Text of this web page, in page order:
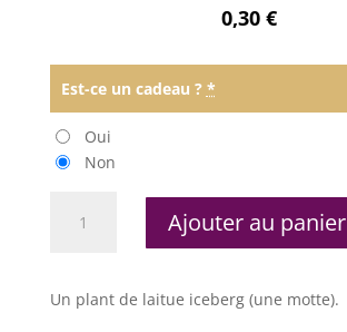
0,30 €
Est-ce un cadeau ? *
Oui
Non
Ajouter au panier
Un plant de laitue iceberg (une motte).